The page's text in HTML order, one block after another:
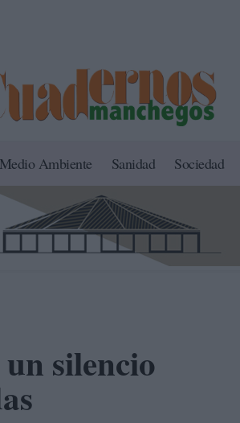
Medio Ambiente Sanidad Sociedad
un silencio